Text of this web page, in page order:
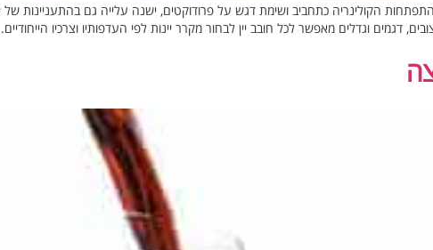
הקולינריה כתחביב ושימת דגש על פרודוקטים, ישנה עלייה גם בהתעניינות
דגמים וגדלים מאפשר לכל חובב יין לבחור מקרר יינות לפי העדפותיו וצרכיו